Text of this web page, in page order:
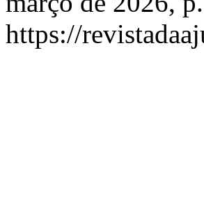
https://